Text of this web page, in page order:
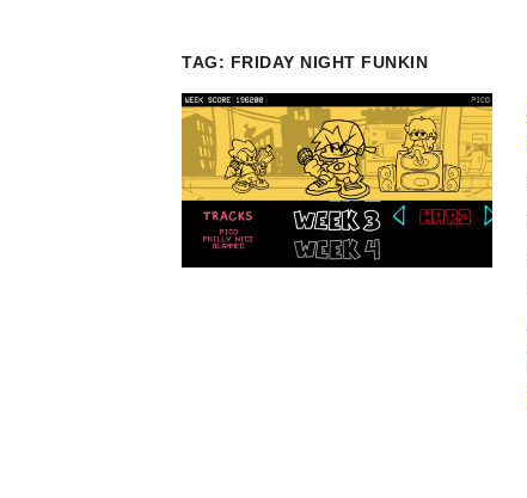
TAG: FRIDAY NIGHT FUNKIN